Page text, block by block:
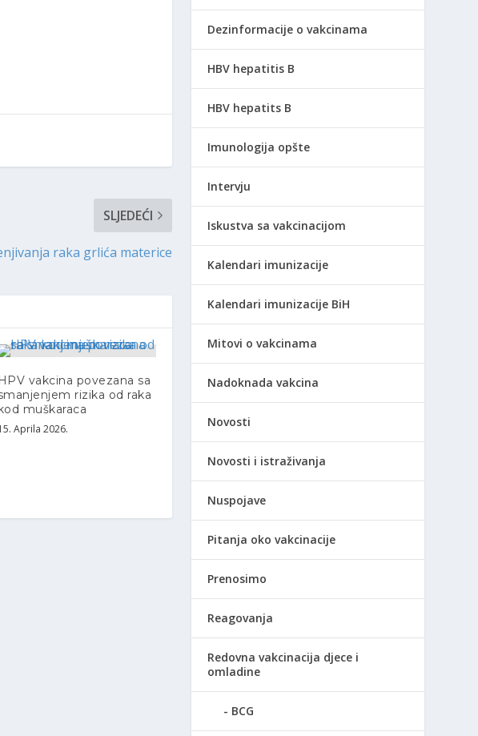
SLJEDEĆI
raka grlića materice
HPV vakcina povezana sa
rizika od raka
muškaraca
Aprila 2026.
Dezinformacije o vakcinama
HBV hepatitis B
HBV hepatits B
Imunologija opšte
Intervju
Iskustva sa vakcinacijom
Kalendari imunizacije
Kalendari imunizacije BiH
Mitovi o vakcinama
Nadoknada vakcina
Novosti
Novosti i istraživanja
Nuspojave
Pitanja oko vakcinacije
Prenosimo
Reagovanja
Redovna vakcinacija djece i
omladine
BCG